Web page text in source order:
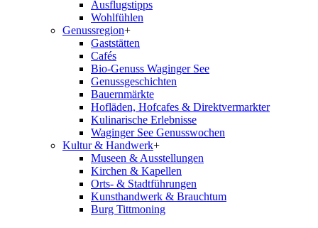
Ausflugstipps
Wohlfühlen
Genussregion+
Gaststätten
Cafés
Bio-Genuss Waginger See
Genussgeschichten
Bauernmärkte
Hofläden, Hofcafes & Direktvermarkter
Kulinarische Erlebnisse
Waginger See Genusswochen
Kultur & Handwerk+
Museen & Ausstellungen
Kirchen & Kapellen
Orts- & Stadtführungen
Kunsthandwerk & Brauchtum
Burg Tittmoning